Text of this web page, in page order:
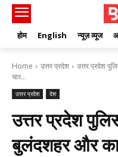
होम English न्यूज़ व्यूज
Home उत्तर प्रदेश
उत्तर प्रदेश
चार...
उत्तर प्रदेश देश
उत्तर प्रदेश
बुलंदशहर और